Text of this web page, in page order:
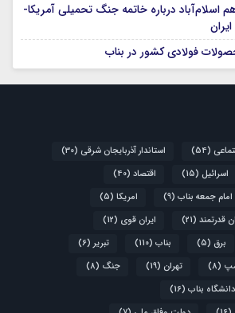
اسلام‌آباد درباره خاتمه جنگ تحمیلی آمریکا-
(54) استاندار آذربایجان شرقی (30)
اسرائیل (15) اقتصاد (40)
امام جمعه بناب (9) امریکا (5)
قدرتمند (21) ایران قوی (12)
برق (5) بناب (110) تبریر (6)
(8) تهران (19) جنگ (8)
دانشگاه بناب (16)